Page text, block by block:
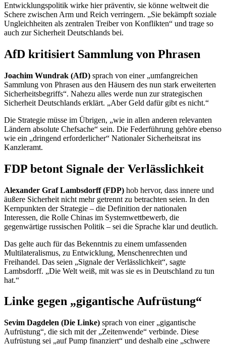
Entwicklungspolitik wirke hier präventiv, sie könne weltweit die
Schere zwischen Arm und Reich verringern. „Sie bekämpft soziale
Ungleichheiten als zentralen Treiber von Konflikten“ und trage so
auch zur Sicherheit Deutschlands bei.
AfD kritisiert Sammlung von Phrasen
Joachim Wundrak (AfD) sprach von einer „umfangreichen
Sammlung von Phrasen aus den Häusern des nun stark erweiterten
Sicherheitsbegriffs“. Nahezu alles werde nun zur strategischen
Sicherheit Deutschlands erklärt. „Aber Geld dafür gibt es nicht.“
Die Strategie müsse im Übrigen, „wie in allen anderen relevanten
Ländern absolute Chefsache“ sein. Die Federführung gehöre ebenso
wie ein „dringend erforderlicher“ Nationaler Sicherheitsrat ins
Kanzleramt.
FDP betont Signale der Verlässlichkeit
Alexander Graf Lambsdorff (FDP) hob hervor, dass innere und
äußere Sicherheit nicht mehr getrennt zu betrachten seien. In den
Kernpunkten der Strategie – die Definition der nationalen
Interessen, die Rolle Chinas im Systemwettbewerb, die
gegenwärtige russischen Politik – sei die Sprache klar und deutlich.
Das gelte auch für das Bekenntnis zu einem umfassenden
Multilateralismus, zu Entwicklung, Menschenrechten und
Freihandel. Das seien „Signale der Verlässlichkeit“, sagte
Lambsdorff. „Die Welt weiß, mit was sie es in Deutschland zu tun
hat.“
Linke gegen „gigantische Aufrüstung“
Sevim Dagdelen (Die Linke) sprach von einer „gigantische
Aufrüstung“, die sich mit der „Zeitenwende“ verbinde. Diese
Aufrüstung sei „auf Pump finanziert“ und deshalb eine „schwere